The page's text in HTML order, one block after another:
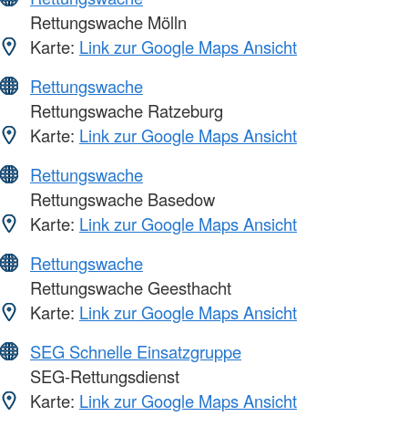
Rettungswache Mölln
Karte: Link zur Google Maps Ansicht
Rettungswache
Rettungswache Ratzeburg
Karte: Link zur Google Maps Ansicht
Rettungswache
Rettungswache Basedow
Karte: Link zur Google Maps Ansicht
Rettungswache
Rettungswache Geesthacht
Karte: Link zur Google Maps Ansicht
SEG Schnelle Einsatzgruppe
SEG-Rettungsdienst
Karte: Link zur Google Maps Ansicht